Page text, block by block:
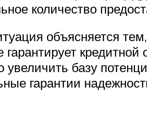
количество
объясняется
гарантирует
увеличить базу
гарантии